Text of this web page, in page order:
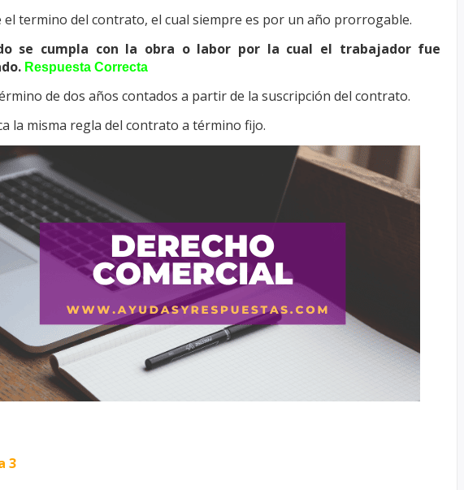
el termino del contrato, el cual siempre es por un año prorrogable.
se cumpla con la obra o labor por la cual el trabajador fue
Respuesta Correcta
de dos años contados a partir de la suscripción del contrato.
la misma regla del contrato a término fijo.
3